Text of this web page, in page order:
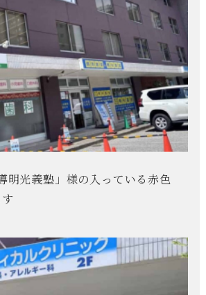
明光義塾」様の入っている赤色